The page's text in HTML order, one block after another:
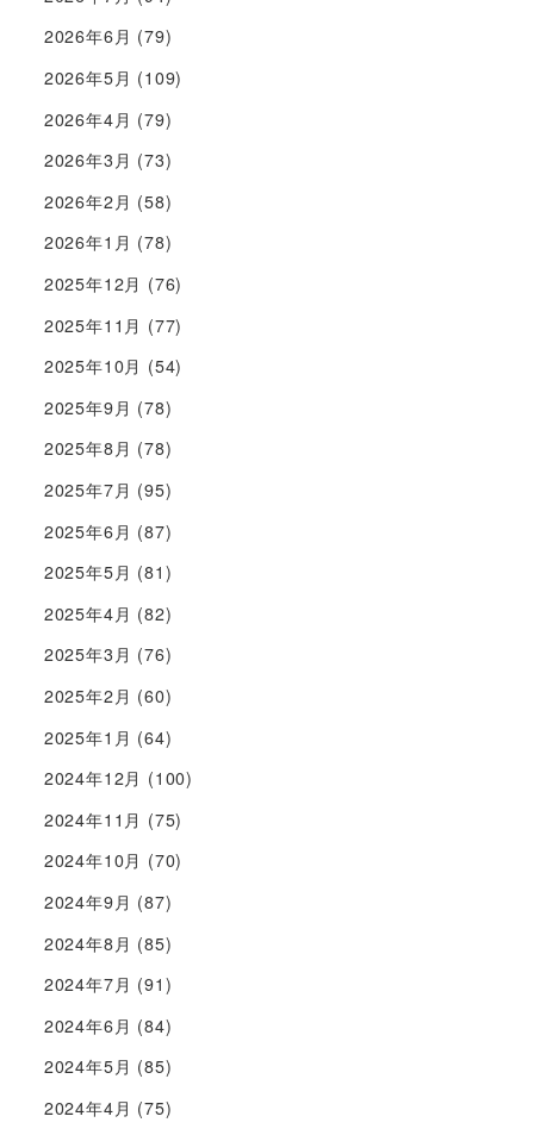
2026年6月 (79)
2026年5月 (109)
2026年4月 (79)
2026年3月 (73)
2026年2月 (58)
2026年1月 (78)
2025年12月 (76)
2025年11月 (77)
2025年10月 (54)
2025年9月 (78)
2025年8月 (78)
2025年7月 (95)
2025年6月 (87)
2025年5月 (81)
2025年4月 (82)
2025年3月 (76)
2025年2月 (60)
2025年1月 (64)
2024年12月 (100)
2024年11月 (75)
2024年10月 (70)
2024年9月 (87)
2024年8月 (85)
2024年7月 (91)
2024年6月 (84)
2024年5月 (85)
2024年4月 (75)